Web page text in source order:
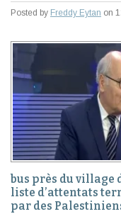
Posted by Freddy Eytan on
bus près du village
liste d’attentats
par des